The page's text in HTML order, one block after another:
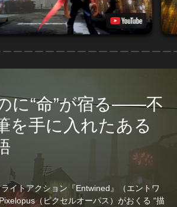
に“命”が宿る――不
を手に入れたある
イトアクション『Entwined』（エントワ
（ピクセルオーパス）がおくる “描